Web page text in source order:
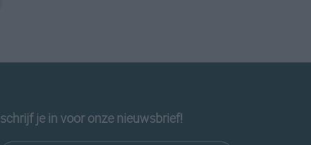
schrijf je in voor onze nieuwsbrief!